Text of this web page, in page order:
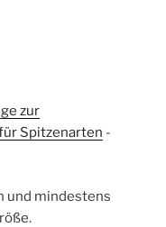
zur
Spitzenarten -
und mindestens